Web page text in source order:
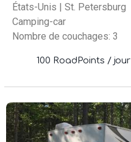
États-Unis | St. Petersburg
Camping-car
Nombre de couchages: 3
100 RoadPoints / jour